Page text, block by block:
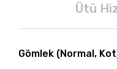
Ütü
Gömlek (Normal,